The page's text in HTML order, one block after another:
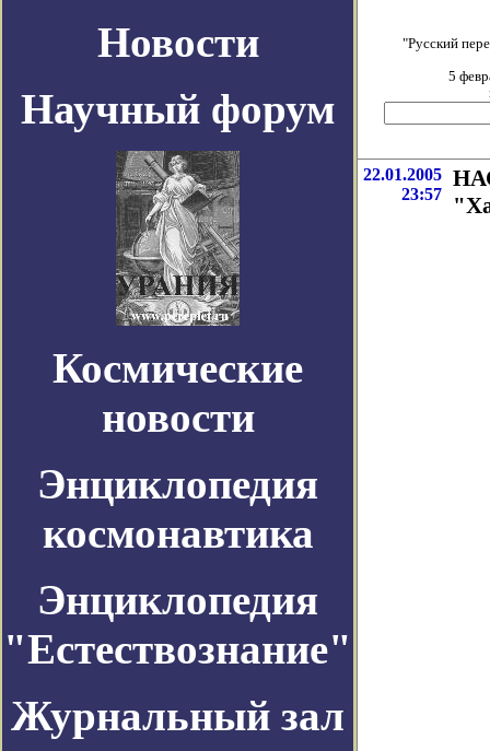
Новости
Научный форум
Космические
новости
Энциклопедия
космонавтика
Энциклопедия
"Естествознание"
Журнальный зал
"Русский
5
22.01.2005
23:57